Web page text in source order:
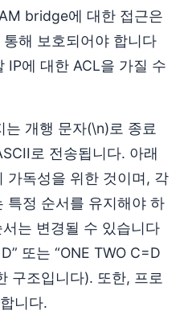
bridge에 대한 접근은
해 보호되어야 합니다
에 대한 ACL을 가질 수
개행 문자(\n)로 종료
로 전송됩니다. 아래
가독성을 위한 것이며, 각
특정 순서를 유지해야 하
는 변경될 수 있습니다
또는 “ONE TWO C=D
구조입니다). 또한, 프로
니다.